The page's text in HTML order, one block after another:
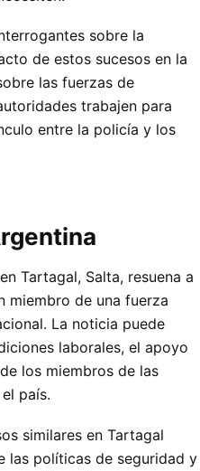
sobre la
de estos sucesos en la
las fuerzas de
trabajen para
entre la policía y los
Tartagal, Salta, resuena a
miembro de una fuerza
La noticia puede
laborales, el apoyo
los miembros de las
país.
similares en Tartagal
las políticas de seguridad y